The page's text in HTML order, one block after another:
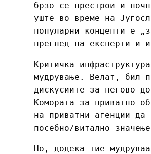
брзо се престрои и
уште во време на
популарни концепти е
преглед на експерти и
Критичка
мудрување. Велат, бил
дискусиите за негово
Комората за приватно
на приватни агенции
посебно/витално
Но, додека тие